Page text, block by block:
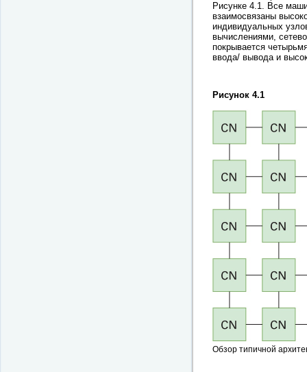
Рисунке 4.1. Все
взаимосвязаны
индивидуальных
вычислениями,
покрывается
ввода/ вывода и
Рисунок 4.1
Обзор типичной